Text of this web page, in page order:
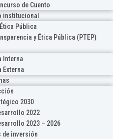
de Cuento
institucional
Pública
y Ética Pública (PTEP)
Interna
Externa
2030
2022
2023 – 2026
de inversión